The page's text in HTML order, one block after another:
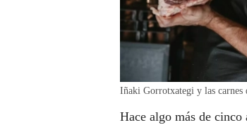
Iñaki Gorrotxategi y las carnes
Hace algo más de